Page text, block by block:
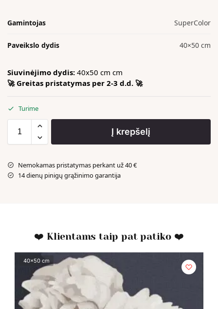
Gamintojas SuperColor
Paveikslo dydis 40×50 cm
Siuvinėjimo dydis: 40x50 cm cm
🚀 Greitas pristatymas per 2-3 d.d. 🚀
Turime
Į krepšelį
Nemokamas pristatymas perkant už 40 €
14 dienų pinigų grąžinimo garantija
❤️ Klientams taip pat patiko ❤️
40x50 cm